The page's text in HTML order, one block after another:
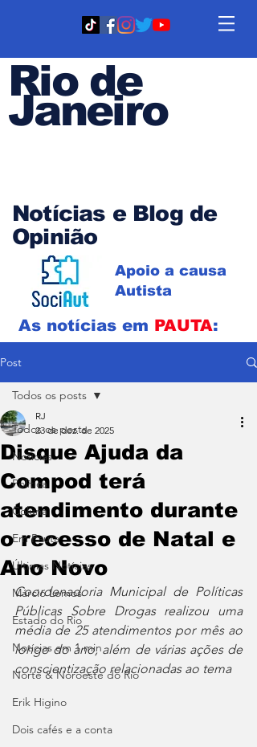
Rio de
Janeiro
Notícias e Blog de
Opinião
Apoio a causa
Autista
As notícias em PAUTA:
Post
Todos os posts
Notícias
Política
Coluna
Em Pauta
Últimas Notícias
Márcio Lemos
Estado do Rio
Notícias em 1 min
Norte & Noroeste do Rio
Erik Higino
Dois cafés e a conta
Todos os posts
Disque Ajuda da
Compod terá
atendimento durante
o recesso de Natal e
Ano Novo
RJ
23 de dez. de 2025
Coordenadoria Municipal de Políticas
Públicas Sobre Drogas realizou uma
média de 25 atendimentos por mês ao
longo do ano, além de várias ações de
conscientização relacionadas ao tema